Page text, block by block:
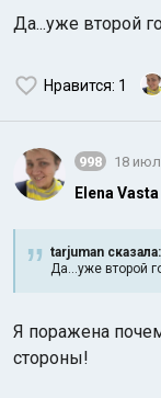
Да...уже второй
Нравится: 1
998 18
Elena Vasta
tarjuman сказалa:
Да...уже второй
Я поражена
стороны!